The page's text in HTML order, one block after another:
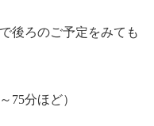
後ろのご予定をみても
75分ほど）